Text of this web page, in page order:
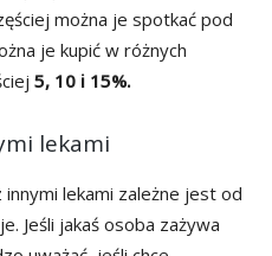
można je spotkać pod
je kupić w różnych
5, 10 i 15%.
lekami
lekami zależne jest od
Jeśli jakaś osoba zażywa